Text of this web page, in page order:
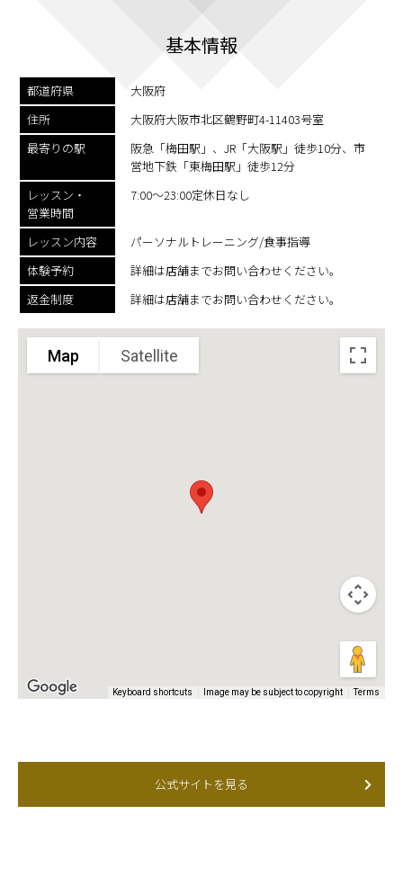
基本情報
都道府県
大阪府
住所
大阪府大阪市北区鶴野町4-11403号室
最寄りの駅
阪急「梅田駅」、JR「大阪駅」徒歩10分、市
営地下鉄「東梅田駅」徒歩12分
レッスン・
営業時間
7:00～23:00定休日なし
レッスン内容
パーソナルトレーニング/食事指導
体験予約
詳細は店舗までお問い合わせください。
返金制度
詳細は店舗までお問い合わせください。
Map Satellite
Keyboard shortcuts Image may be subject to copyright Terms
公式サイトを見る